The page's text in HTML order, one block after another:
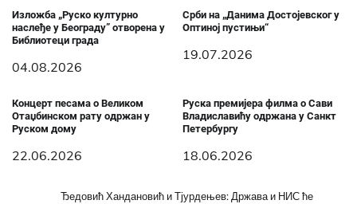
Изложба „Руско културно
наслеђе у Београду” отворена у
Библиотеци града
04.08.2026
Срби на „Данима Достојевског у
Оптиној пустињи“
19.07.2026
Концерт песама о Великом
Отаџбинском рату одржан у
Руском дому
22.06.2026
Руска премијера филма о Сави
Владиславићу одржана у Санкт
Петербургу
18.06.2026
Ђедовић Хандановић и Тјурдењев: Држава и НИС ће